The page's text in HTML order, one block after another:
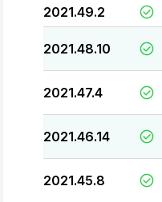
2021.49.2
2021.48.10
2021.47.4
2021.46.14
2021.45.8